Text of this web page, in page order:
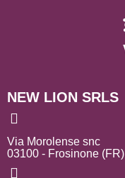
NEW LION SRLS
Via Morolense snc
03100 - Frosinone (FR)